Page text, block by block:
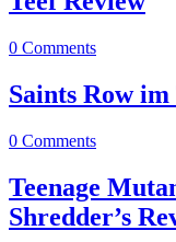
0 Comments
Saints Row im
0 Comments
Teenage
Shredder’s